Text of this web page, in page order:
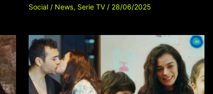
Social / News, Serie TV / 28/06/2025